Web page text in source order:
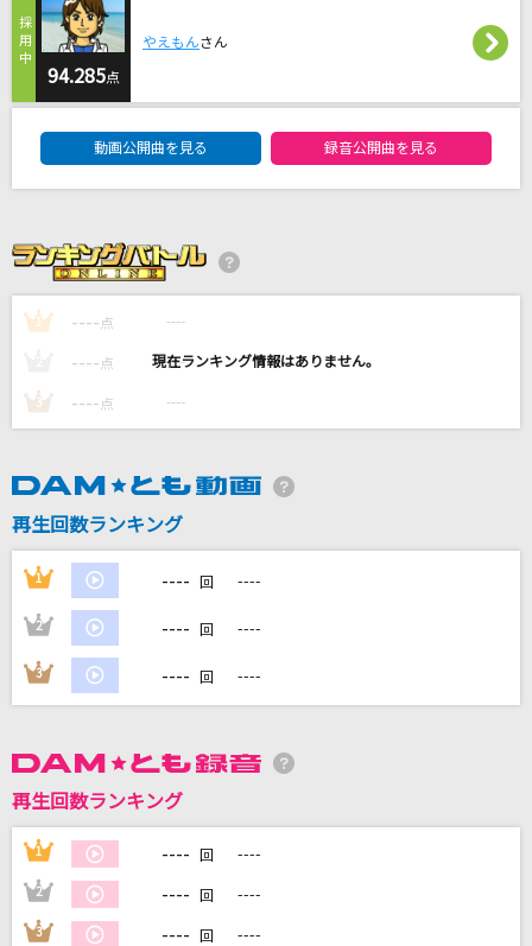
涼宮ハルヒ(CV.平野綾)、長門有希(CV.茅原実里)、朝比奈みくる(CV.後藤
邑子)
花束のかわりにメロディーを
制服
松田聖子
[生音]オリオンをなぞる
米米CLUB
独りんぼエンヴィー
koyori(電ポルP) feat.初音ミク
DAMの新曲・ランキングなど
カラオケ最新情報をチェック！
カラオケをもっと楽しもう！
94.285点
やえもんさん
動画公開曲を見る 録音公開曲を見る
1 ---- 点 ----
---- 点 ----
3 ---- 点 ----
再生回数ランキング
1 ---- 回 ----
2 ---- 回 ----
3 ---- 回 ----
再生回数ランキング
1 ---- 回 ----
2 ---- 回 ----
3 ---- 回 ----